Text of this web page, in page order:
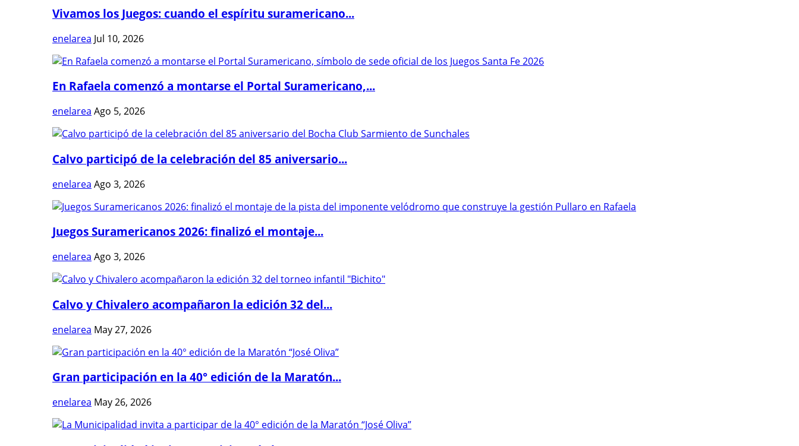
Vivamos los Juegos: cuando el espíritu suramericano...
enelarea Jul 10, 2026
En Rafaela comenzó a montarse el Portal Suramericano,...
enelarea Ago 5, 2026
Calvo participó de la celebración del 85 aniversario...
enelarea Ago 3, 2026
Juegos Suramericanos 2026: finalizó el montaje...
enelarea Ago 3, 2026
Calvo y Chivalero acompañaron la edición 32 del...
enelarea May 27, 2026
Gran participación en la 40° edición de la Maratón...
enelarea May 26, 2026